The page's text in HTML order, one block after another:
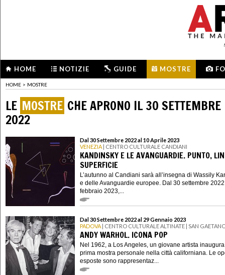
HOME NOTIZIE GUIDE MOSTRE
HOME > MOSTRE
LE MOSTRE CHE APRONO IL 30 SETTEMBRE
2022
Dal 30 Settembre 2022 al 10 Aprile 2023
VENEZIA | CENTRO CULTURALE CANDIANI
KANDINSKY E LE AVANGUARDIE. PUNTO,
SUPERFICIE
L’autunno al Candiani sarà all’insegna di Wassily
e delle Avanguardie europee. Dal 30 settembre
febbraio 2023,...
Dal 30 Settembre 2022 al 29 Gennaio 2023
PADOVA | CENTRO CULTURALE ALTINATE | SAN
ANDY WARHOL. ICONA POP
Nel 1962, a Los Angeles, un giovane artista
prima mostra personale nella città californiana. Le
esposte sono rappresentaz...